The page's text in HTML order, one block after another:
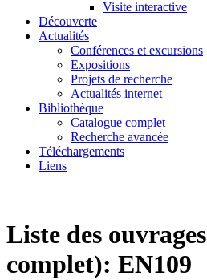
Visite interactive
Découverte
Actualités
Conférences et excursions
Expositions
Projets de recherche
Actualités internet
Bibliothèque
Catalogue complet
Recherche avancée
Téléchargements
Liens
Liste des
complet): EN109